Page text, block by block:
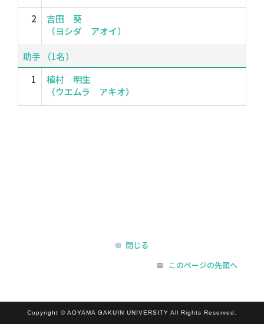
2
吉田 葵
（ヨシダ アオイ）
助手 （1名）
1
植村 明生
（ウエムラ アキオ）
閉じる
このページの先頭へ
Copyright © AOYAMA GAKUIN UNIVERSITY All Rights Reserved.